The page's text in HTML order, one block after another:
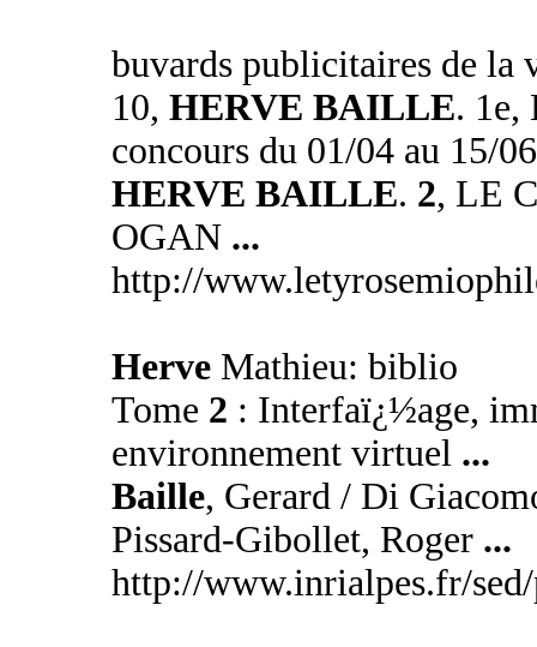
buvards publicitaires de la
10, HERVE BAILLE. 1e,
concours du 01/04 au 15/
HERVE BAILLE. 2, LE
OGAN ...
http://
Herve Mathieu: biblio
Tome 2 : Interfaï¿½age,
environnement virtuel ...
Baille, Gerard / Di
Pissard-Gibollet, Roger ...
http://www.inrialpes.fr/